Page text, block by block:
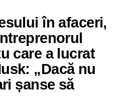
în afaceri,
care a lucrat
„Dacă nu
șanse să